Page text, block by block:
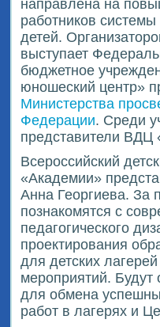
направлена на
работников
детей.
выступает
бюджетное
юношеский центр»
Министерства
Федерации. Среди
представители ВДЦ
Всероссийский
«Академии»
Анна Георгиева. За
познакомятся с
педагогического
проектирования
для детских
мероприятий.
для обмена
работ в лагерях и